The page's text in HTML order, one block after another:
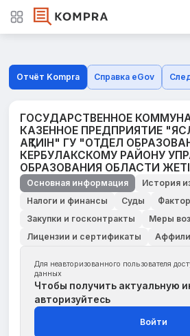
Отчёт Kompra Справка eGov
ГОСУДАРСТВЕННОЕ
КАЗЕННОЕ ПРЕДПРИЯТИЕ
АҚТИІН" ГУ "ОТДЕЛ
КЕРБУЛАКСКОМУ РАЙОНУ
ОБРАЗОВАНИЯ ОБЛАСТИ
Основная информация
История
Налоги и финансы
Суды
Закупки и госконтракты
Меры
Лицензии и сертификаты
Для неавторизованного пользователя
данных
Чтобы получить актуальную
авторизуйтесь
Войти